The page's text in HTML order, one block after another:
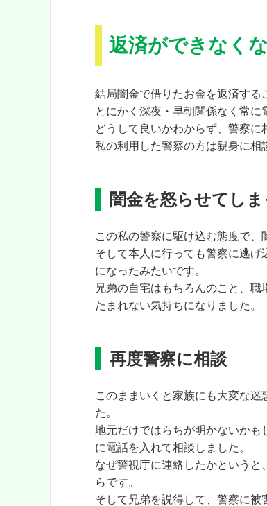
返済ができなく
結局闇金で借りたお金を返済する
とにかく深夜・早朝関係なく常に
どうして良いかわからず、 警察に
私の利用した警察の方は親身に相
闇金を怒らせてしま
この私の警察に駆け込む態度で、
そして本人に行っても警察に逃げ
になったみたいです。
兄弟の自宅はもちろんのこと、
たまれない気持ちになりました。
再度警察に相談
このままいくと家族にも大変な
た。
地元だけではらちが明かないかも
に電話を入れて相談しました。
なぜ警視庁に連絡したかという
らです。
そして兄弟を説得して、警察に被